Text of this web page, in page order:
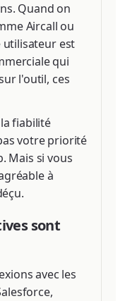
Quand on
Aircall ou
utilisateur est
qui
l'outil, ces
fiabilité
votre priorité
Mais si vous
à
sont
avec les